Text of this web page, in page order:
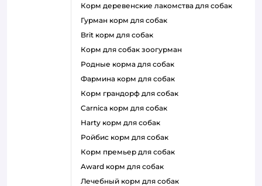
корм деревенские лакомства для собак
гурман корм для собак
brit корм для собак
корм для собак зоогурман
родные корма для собак
фармина корм для собак
корм грандорф для собак
carnica корм для собак
harty корм для собак
ройбис корм для собак
корм премьер для собак
award корм для собак
лечебный корм для собак